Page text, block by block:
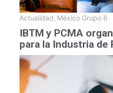
Actualidad, México Grupo 6
IBTM y PCMA
para la Industria de